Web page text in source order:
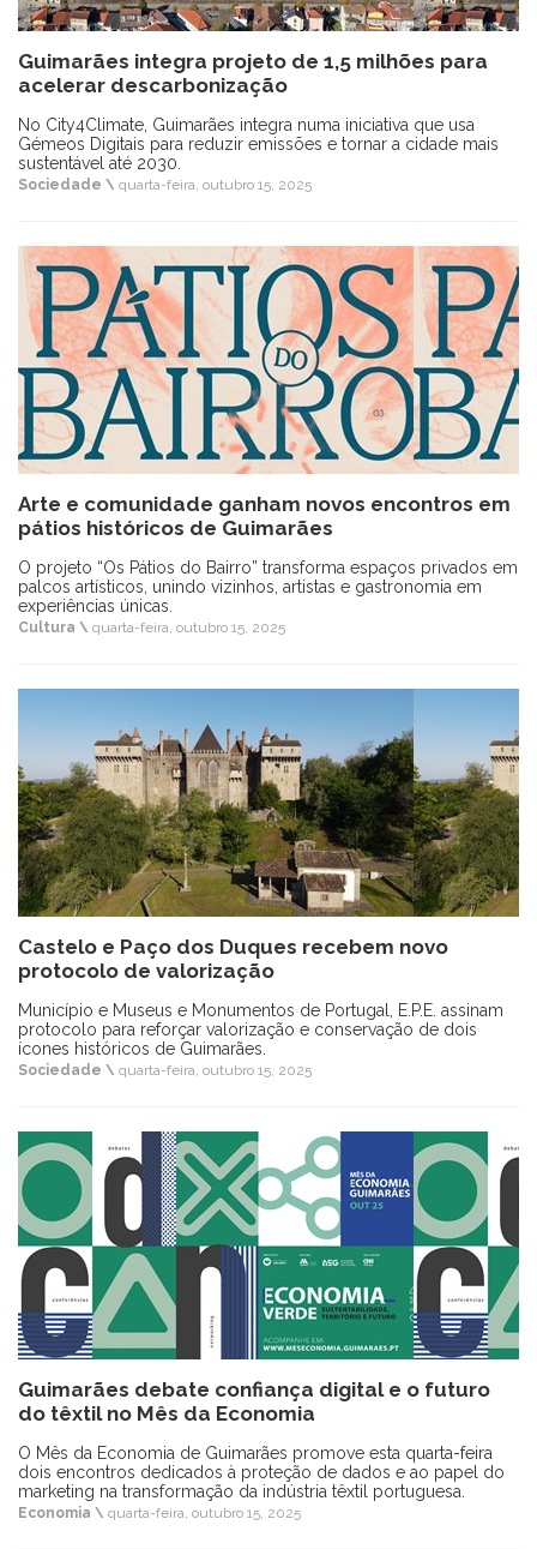
Guimarães integra projeto de 1,5 milhões para
acelerar descarbonização
No City4Climate, Guimarães integra numa iniciativa que usa
Gémeos Digitais para reduzir emissões e tornar a cidade mais
sustentável até 2030.
Sociedade \ quarta-feira, outubro 15, 2025
Arte e comunidade ganham novos encontros em
pátios históricos de Guimarães
O projeto “Os Pátios do Bairro” transforma espaços privados em
palcos artísticos, unindo vizinhos, artistas e gastronomia em
experiências únicas.
Cultura \ quarta-feira, outubro 15, 2025
Castelo e Paço dos Duques recebem novo
protocolo de valorização
Município e Museus e Monumentos de Portugal, E.P.E. assinam
protocolo para reforçar valorização e conservação de dois
ícones históricos de Guimarães.
Sociedade \ quarta-feira, outubro 15, 2025
Guimarães debate confiança digital e o futuro
do têxtil no Mês da Economia
O Mês da Economia de Guimarães promove esta quarta-feira
dois encontros dedicados à proteção de dados e ao papel do
marketing na transformação da indústria têxtil portuguesa.
Economia \ quarta-feira, outubro 15, 2025